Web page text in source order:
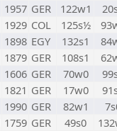
1957 GER 122w1
1929 COL 125s½
1898 EGY 132s1
1879 GER 108s1
1606 GER 70w0
1821 GER 17w0
1990 GER 82w1
1759 GER 49s0